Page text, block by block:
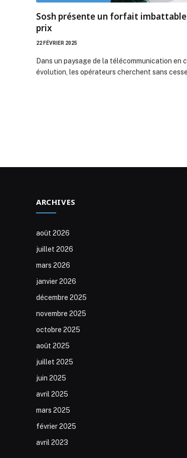
Sosh présente un forfait
prix
22 FÉVRIER 2025
Dans un paysage de la télécommunication en
évolution, les opérateurs cherchent sans
ARCHIVES
août 2026
juillet 2026
mars 2026
janvier 2026
décembre 2025
novembre 2025
octobre 2025
août 2025
juillet 2025
juin 2025
avril 2025
mars 2025
février 2025
avril 2023